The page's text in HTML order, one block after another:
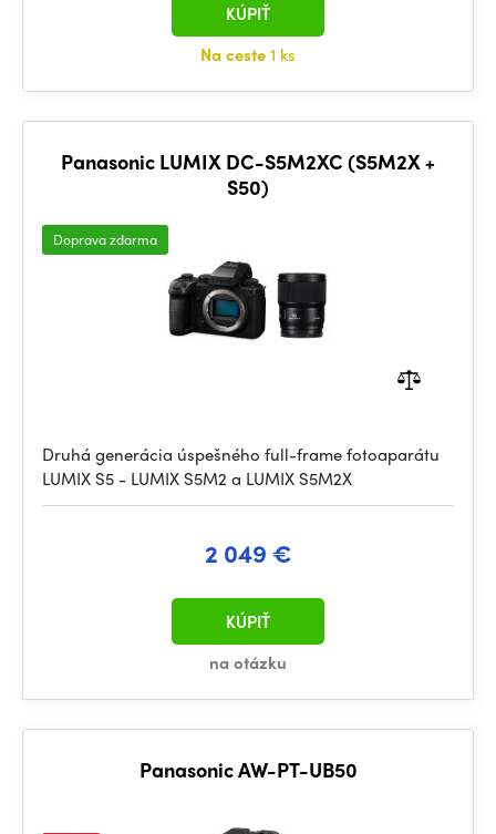
Na ceste1 ks
KÚPIŤ
Panasonic LUMIX DC-S5M2XC (S5M2X +
S50)
Doprava zdarma
Druhá generácia úspešného full-frame fotoaparátu
LUMIX S5 - LUMIX S5M2 a LUMIX S5M2X
2 049 €
na otázku
KÚPIŤ
Panasonic AW-PT-UB50